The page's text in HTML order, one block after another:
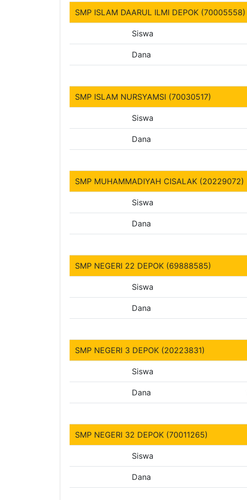
SMP ISLAM DAARUL ILMI DEPOK (70005558)
Siswa
Dana
SMP ISLAM NURSYAMSI (70030517)
Siswa
Dana
SMP MUHAMMADIYAH CISALAK (20229072)
Siswa
Dana
SMP NEGERI 22 DEPOK (69888585)
Siswa
Dana
SMP NEGERI 3 DEPOK (20223831)
Siswa
Dana
SMP NEGERI 32 DEPOK (70011265)
Siswa
Dana